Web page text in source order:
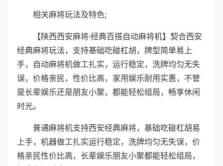
相关麻将玩法及特色;
【陕西西安麻将·经典百搭自动麻将机】契合西安
经典麻将玩法，支持基础吃碰杠胡，牌型简单易上
手，自动麻将机做工扎实，运行稳定，洗牌均匀无失
误，价格亲民，性价比高，家用娱乐耐用实惠，不管
是长辈娱乐还是朋友小聚，都能轻松组局，畅享休闲
时光。
普通麻将机支持西安经典麻将，基础吃碰杠胡易
上手，机器做工扎实运行稳定，洗牌均匀无失误，价
格亲民性价比高，长辈娱乐朋友小聚都能轻松组局，